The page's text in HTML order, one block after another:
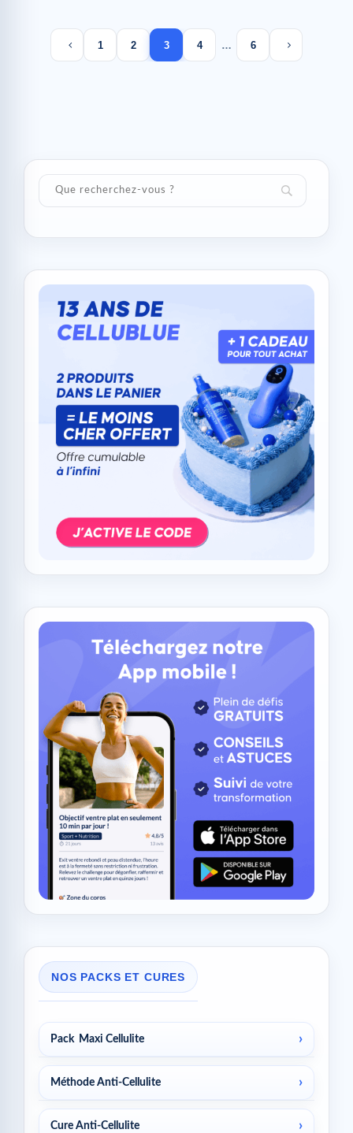
Previous page1 2 3 4 … 6 Next page
NOS PACKS ET CURES
Pack Maxi Cellulite
Méthode Anti-Cellulite
Cure Anti-Cellulite